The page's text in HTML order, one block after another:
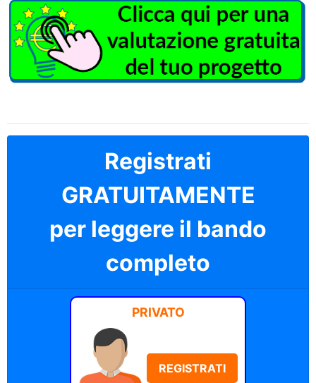
Registrati
GRATUITAMENTE
per leggere il bando
completo
PRIVATO
REGISTRATI